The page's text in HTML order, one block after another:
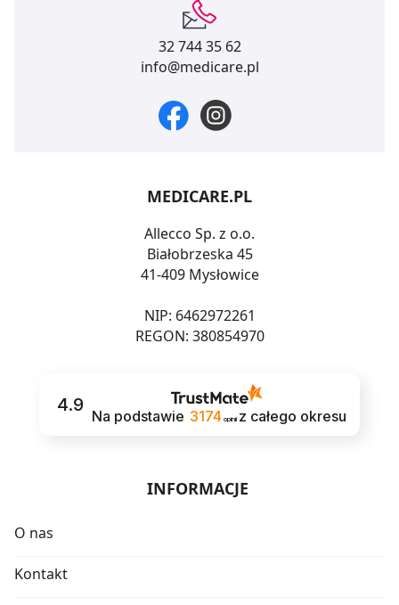
32 744 35 62
info@medicare.pl
MEDICARE.PL
Allecco Sp. z o.o.
Białobrzeska 45
41-409 Mysłowice
NIP: 6462972261
REGON: 380854970
4.9
Na podstawie 3174 opinii z całego okresu
INFORMACJE
O nas
Kontakt